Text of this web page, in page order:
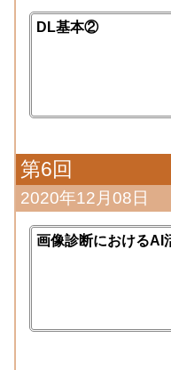
DL基本②
第6回
2020年12月08日
画像診断におけるAI